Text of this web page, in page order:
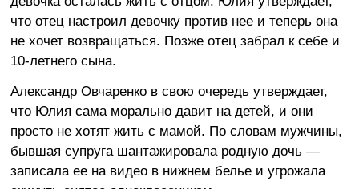
что отец настроил девочку против нее и теперь она
не хочет возвращаться. Позже отец забрал к себе и
10-летнего сына.
Александр Овчаренко в свою очередь утверждает,
что Юлия сама морально давит на детей, и они
просто не хотят жить с мамой. По словам мужчины,
бывшая супруга шантажировала родную дочь —
записала ее на видео в нижнем белье и угрожала